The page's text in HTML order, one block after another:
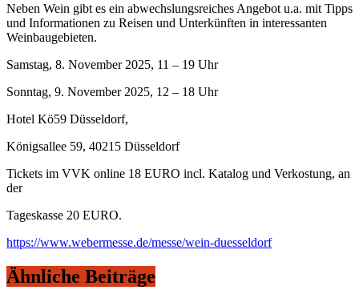
Neben Wein gibt es ein abwechslungsreiches Angebot u.a. mit Tipps
und Informationen zu Reisen und Unterkünften in interessanten
Weinbaugebieten.
Samstag, 8. November 2025, 11 – 19 Uhr
Sonntag, 9. November 2025, 12 – 18 Uhr
Hotel Kö59 Düsseldorf,
Königsallee 59, 40215 Düsseldorf
Tickets im VVK online 18 EURO incl. Katalog und Verkostung, an
der
Tageskasse 20 EURO.
https://www.webermesse.de/messe/wein-duesseldorf
Ähnliche Beiträge